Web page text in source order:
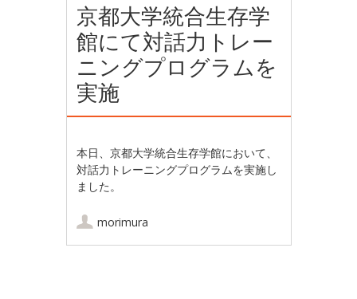
京都大学統合生存学
館にて対話力トレー
ニングプログラムを
実施
本日、京都大学統合生存学館において、
対話力トレーニングプログラムを実施し
ました。
morimura